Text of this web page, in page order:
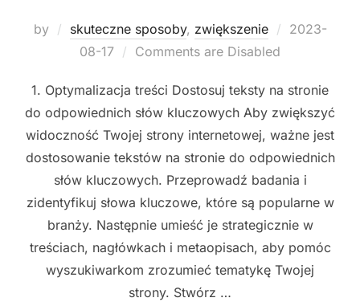
by skuteczne sposoby, zwiększenie
Posted
2023-
08-17
Comments are Disabled
1. Optymalizacja treści Dostosuj teksty na stronie
do odpowiednich słów kluczowych Aby zwiększyć
widoczność Twojej strony internetowej, ważne jest
dostosowanie tekstów na stronie do odpowiednich
słów kluczowych. Przeprowadź badania i
zidentyfikuj słowa kluczowe, które są popularne w
branży. Następnie umieść je strategicznie w
treściach, nagłówkach i metaopisach, aby pomóc
wyszukiwarkom zrozumieć tematykę Twojej
strony. Stwórz …